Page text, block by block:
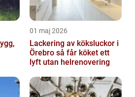
01 maj 2026
Lackering av köksluckor i
Örebro så får köket ett
lyft utan helrenovering